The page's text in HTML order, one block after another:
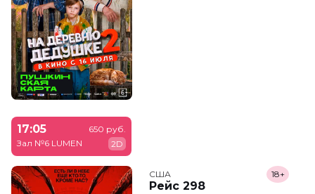
17:05
Зал №6 LUMEN
650 руб.
2D
США
Рейс 298
18+